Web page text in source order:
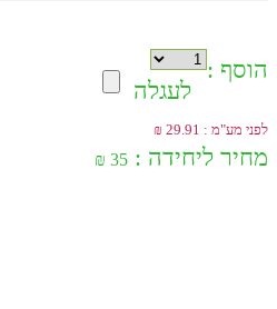
הוסף :
לעגלה
לפני מע"מ : 29.91 ₪
מחיר ליחידה : 35 ₪